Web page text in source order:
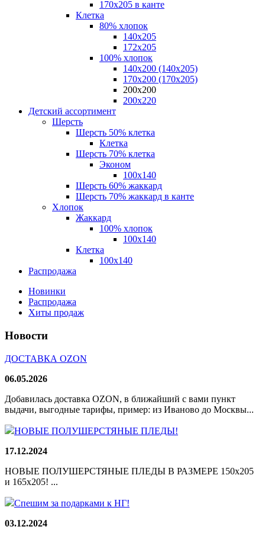
170х205 в канте
Клетка
80% хлопок
140x205
172х205
100% хлопок
140x200 (140х205)
170x200 (170х205)
200х200
200х220
Детский ассортимент
Шерсть
Шерсть 50% клетка
Клетка
Шерсть 70% клетка
Эконом
100x140
Шерсть 60% жаккард
Шерсть 70% жаккард в канте
Хлопок
Жаккард
100% хлопок
100x140
Клетка
100х140
Распродажа
Новинки
Распродажа
Хиты продаж
Новости
ДОСТАВКА OZON
06.05.2026
Добавилась доставка OZON, в ближайший с вами пункт
выдачи, выгодные тарифы, пример: из Иваново до Москвы...
НОВЫЕ ПОЛУШЕРСТЯНЫЕ ПЛЕДЫ!
17.12.2024
НОВЫЕ ПОЛУШЕРСТЯНЫЕ ПЛЕДЫ В РАЗМЕРЕ 150х205
и 165х205! ...
Спешим за подарками к НГ!
03.12.2024